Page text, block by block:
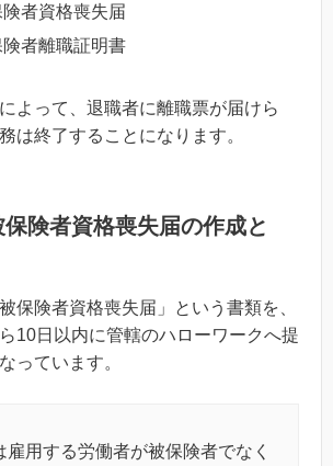
者資格喪失届
者離職証明書
よって、退職者に離職票が届けら
は終了することになります。
険者資格喪失届の作成と
保険者資格喪失届」という書類を、
10日以内に管轄のハローワークへ提
っています。
雇用する労働者が被保険者でなく